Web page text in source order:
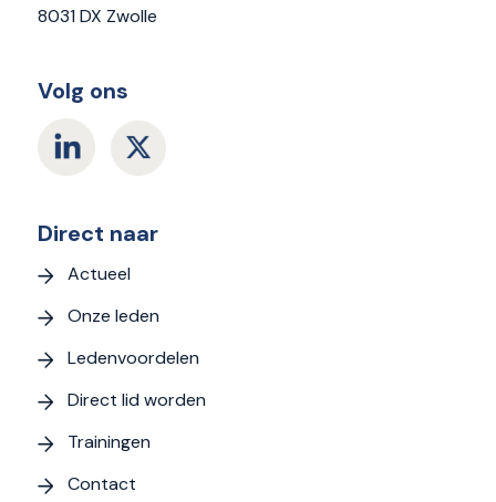
8031 DX Zwolle
Volg ons
Direct naar
Actueel
Onze leden
Ledenvoordelen
Direct lid worden
Trainingen
Contact